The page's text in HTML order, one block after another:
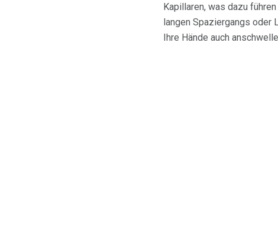
Kapillaren, was dazu
langen Spaziergangs oder
Ihre Hände auch